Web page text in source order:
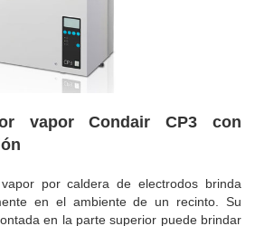
vapor Condair CP3 con
por caldera de electrodos brinda
en el ambiente de un recinto. Su
en la parte superior puede brindar